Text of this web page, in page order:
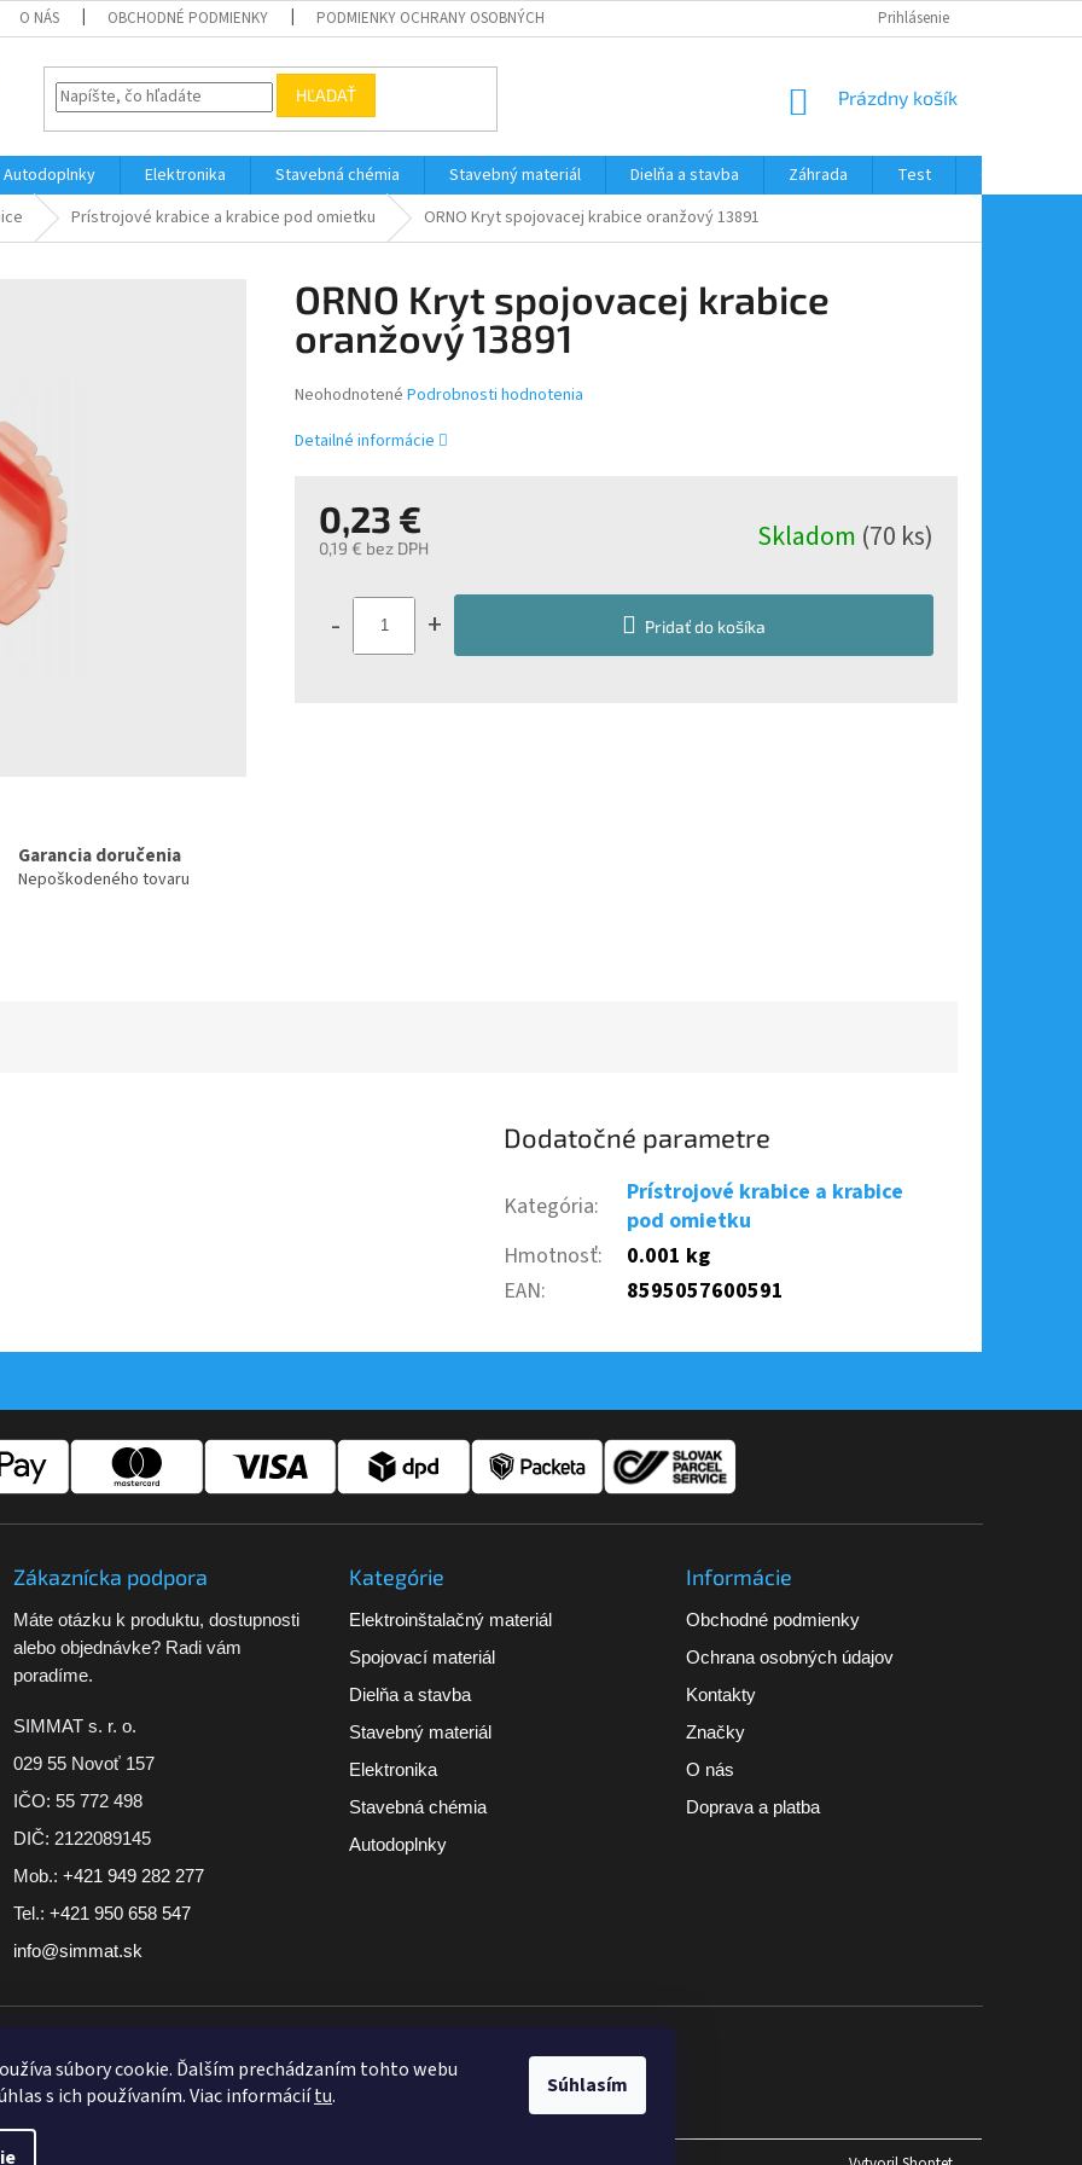
súbory cookie. Ďalším prechádzaním tohto webu
s ich používaním. Viac informáciítu. Súhlasím
O NÁS OBCHODNÉ PODMIENKY PODMIENKY OCHRANY OSOBNÝCH ÚDAJOV Prihlásenie
HĽADAŤ
NÁKUPNÝ
Prázdny košík
Autodoplnky Elektronika Stavebná chémia Stavebný materiál Dielňa a stavba Záhrada Test
Obchodné
Prístrojové krabice a krabice pod omietku ORNO Kryt spojovacej krabice oranžový 13891
Garancia doručenia
Nepoškodeného tovaru
ORNO Kryt spojovacej krabice
oranžový 13891
Priemerné
produktu
hviezdičiek.
Neohodnotené Podrobnosti hodnotenia
Detailné informácie
0,23 €
0,19 € bez DPH
cena:
Skladom (70 ks)
- + Pridať do košíka
Dodatočné parametre
Kategória:
Prístrojové krabice a krabice
pod omietku
Hmotnosť:
0.001 kg
EAN: 8595057600591
Zákaznícka podpora
Máte otázku k produktu, dostupnosti
alebo objednávke? Radi vám
poradíme.
SIMMAT s. r. o.
029 55 Novoť 157
IČO: 55 772 498
DIČ: 2122089145
Mob.: +421 949 282 277
Tel.: +421 950 658 547
info@simmat.sk
Kategórie
Elektroinštalačný materiál
Spojovací materiál
Dielňa a stavba
Stavebný materiál
Elektronika
Stavebná chémia
Autodoplnky
Informácie
Obchodné podmienky
Ochrana osobných údajov
Kontakty
Značky
O nás
Doprava a platba
Tovar skladom pri vybraných produktoch Doručenie zdarma nad 100 €